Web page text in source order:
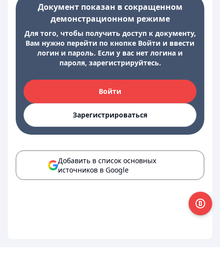
Документ показан в сокращенном
демонстрационном режиме
Для того, чтобы получить доступ к документу,
Вам нужно перейти по кнопке Войти и ввести
логин и пароль. Если у вас нет логина и
пароля, зарегистрируйтесь.
Войти
Зарегистрироваться
Добавить в список основных
источников в Google